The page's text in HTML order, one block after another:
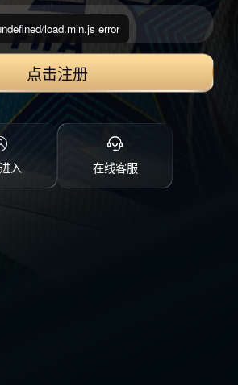
点击注册
入 在线客服
load.min.js error